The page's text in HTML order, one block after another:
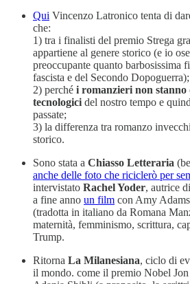
Qui Vincenzo Latronico tenta di
che:
1) tra i finalisti del premio Strega
appartiene al genere storico (e io
preoccupante quanto barbosissima
fascista e del Secondo Dopoguerra);
2) perché i romanzieri non
tecnologici del nostro tempo e
passate;
3) la differenza tra romanzo
storico.
Sono stata a Chiasso Letteraria
anche delle foto che riciclerò per
intervistato Rachel Yoder, autrice di
a fine anno un film con Amy
(tradotta in italiano da Romana
maternità, femminismo, scrittura,
Trump.
Ritorna La Milanesiana, ciclo di
il mondo. come il premio Nobel